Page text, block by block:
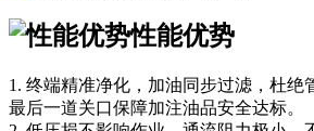
性能优势
1. 终端精准净化，加油同步过滤，杜绝
最后一道关口保障加注油品安全达标。